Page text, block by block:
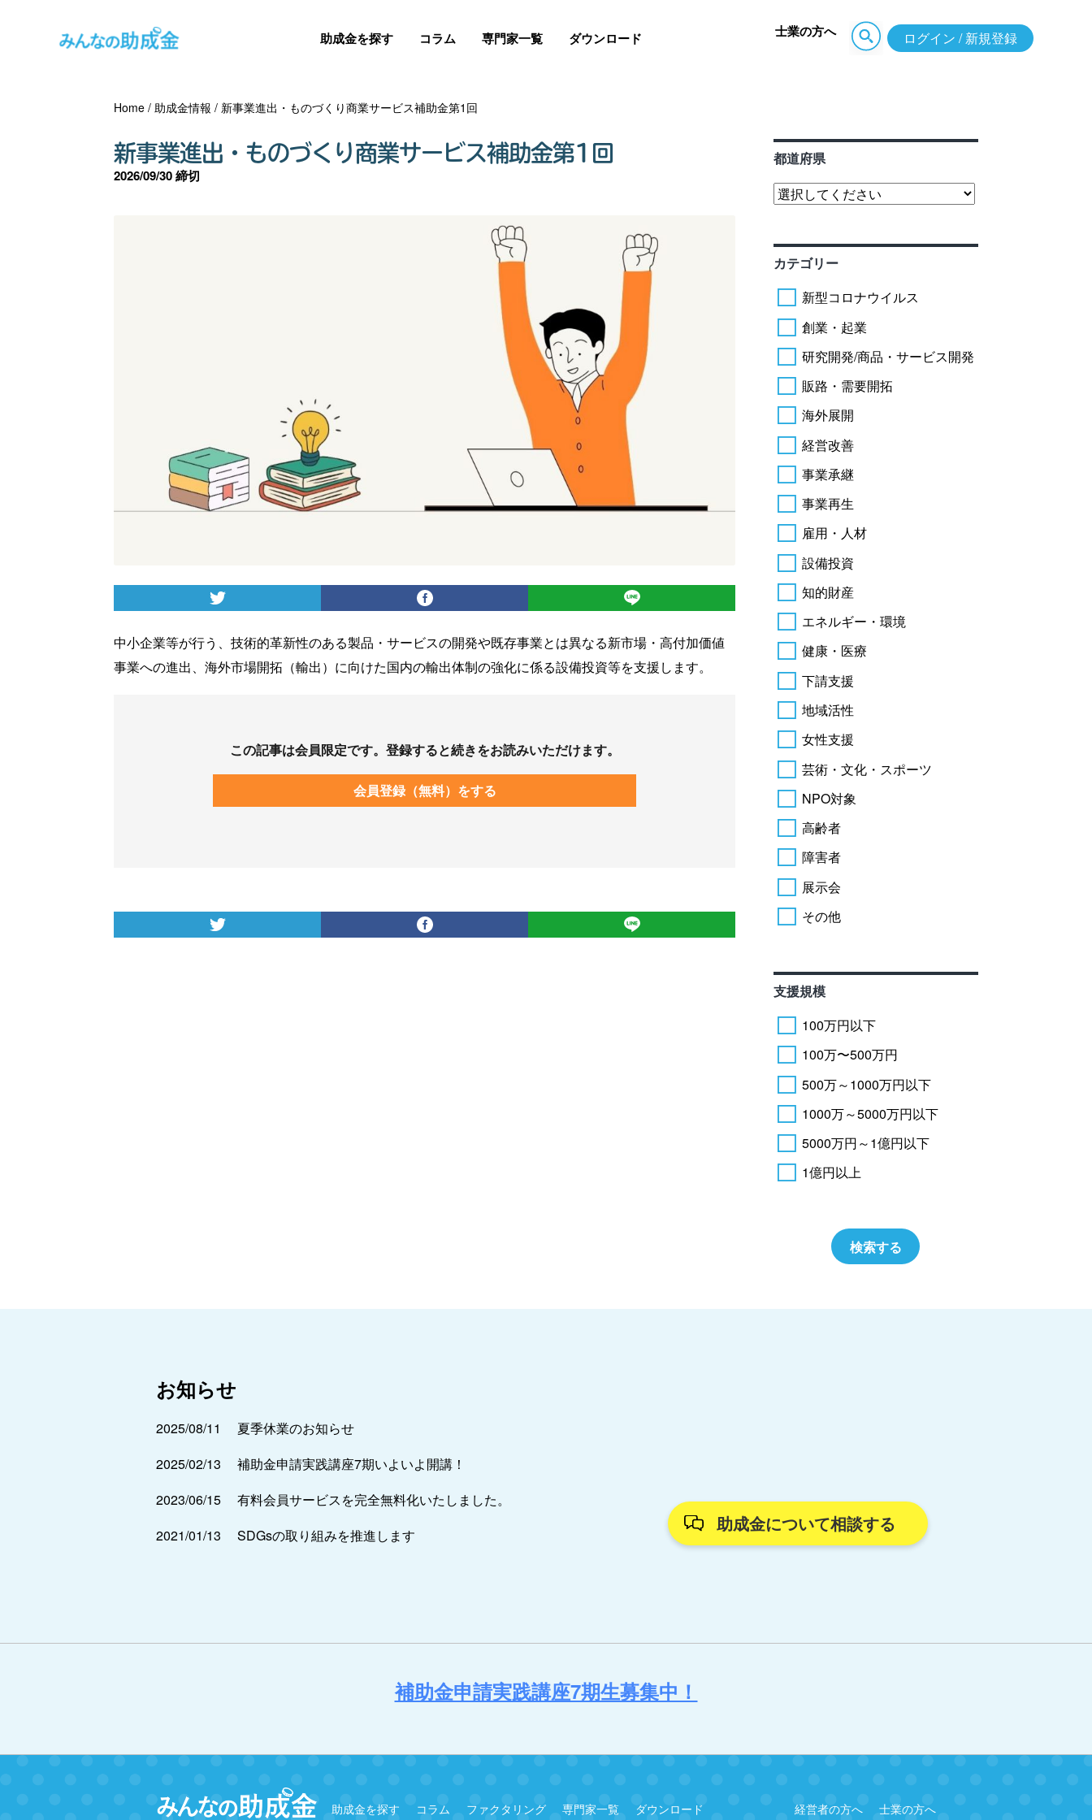
助成金を探す コラム 専門家一覧 ダウンロード 士業の方へ ログイン / 新規登録
Home /助成金情報 / 新事業進出・ものづくり商業サービス補助金第1回
新事業進出・ものづくり商業サービス補助金第1回
2026/09/30 締切
中小企業等が行う、技術的革新性のある製品・サービスの開発や既存事業とは異なる新市場・高付加価値
事業への進出、海外市場開拓（輸出）に向けた国内の輸出体制の強化に係る設備投資等を支援します。
この記事は会員限定です。登録すると続きをお読みいただけます。
会員登録（無料）をする
都道府県
カテゴリー
新型コロナウイルス
創業・起業
研究開発/商品・サービス開発
販路・需要開拓
海外展開
経営改善
事業承継
事業再生
雇用・人材
設備投資
知的財産
エネルギー・環境
健康・医療
下請支援
地域活性
女性支援
芸術・文化・スポーツ
NPO対象
高齢者
障害者
展示会
その他
支援規模
100万円以下
100万〜500万円
500万～1000万円以下
1000万～5000万円以下
5000万円～1億円以下
1億円以上
お知らせ
2025/08/11
夏季休業のお知らせ
2025/02/13
補助金申請実践講座7期いよいよ開講！
2023/06/15
有料会員サービスを完全無料化いたしました。
2021/01/13
SDGsの取り組みを推進します
助成金について相談する
補助金申請実践講座7期生募集中！
助成金を探す コラム ファクタリング 専門家一覧 ダウンロード 経営者の方へ 士業の方へ